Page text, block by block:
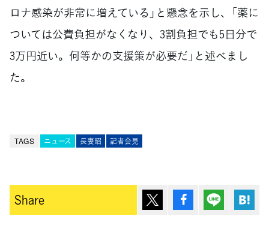
ロナ感染が非常に増えている」と懸念を示し、「薬に
ついては公費負担がなくなり、3割負担でも5日分で
3万円近い。何等かの支援策が必要だ」と述べまし
た。
TAGS ニュース 長妻昭 記者会見
Share ポスト シェア Lineで送